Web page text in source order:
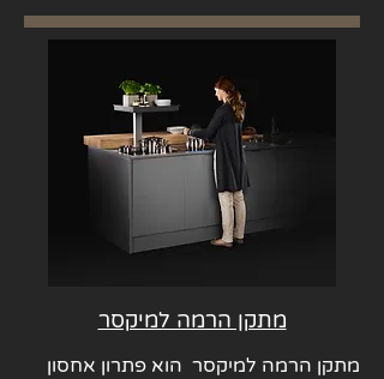
מתקן הרמה למיקסר
מתקן הרמה למיקסר הוא פתרון אחסון